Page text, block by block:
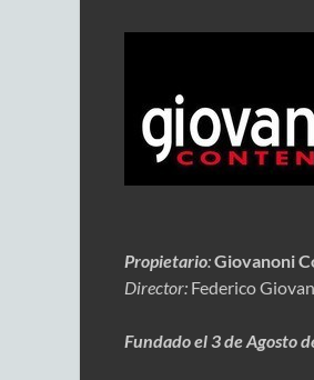
Propietario:Giovanoni
Director: Federico
Fundado el 3 de Agosto